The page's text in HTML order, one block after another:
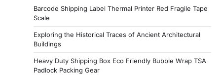
Barcode Shipping Label Thermal Printer Red Fragile Tape
Scale
Exploring the Historical Traces of Ancient Architectural
Buildings
Heavy Duty Shipping Box Eco Friendly Bubble Wrap TSA
Padlock Packing Gear